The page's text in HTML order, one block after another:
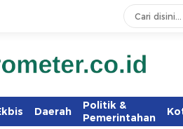
Sulawesi Utara
Daerah
Politik &
Pemerintahan